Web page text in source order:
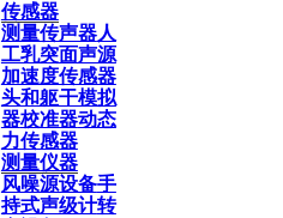
传感器
测量传声器人
工乳突面声源
加速度传感器
头和躯干模拟
器校准器动态
力传感器
测量仪器
风噪源设备手
持式声级计转